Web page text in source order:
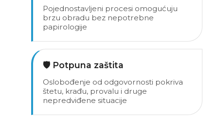
Pojednostavljeni procesi omogućuju
brzu obradu bez nepotrebne
papirologije
🛡️ Potpuna zaštita
Oslobođenje od odgovornosti pokriva
štetu, krađu, provalu i druge
nepredviđene situacije